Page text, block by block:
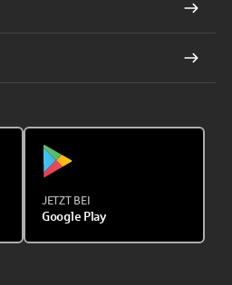
JETZT BEI
Google Play